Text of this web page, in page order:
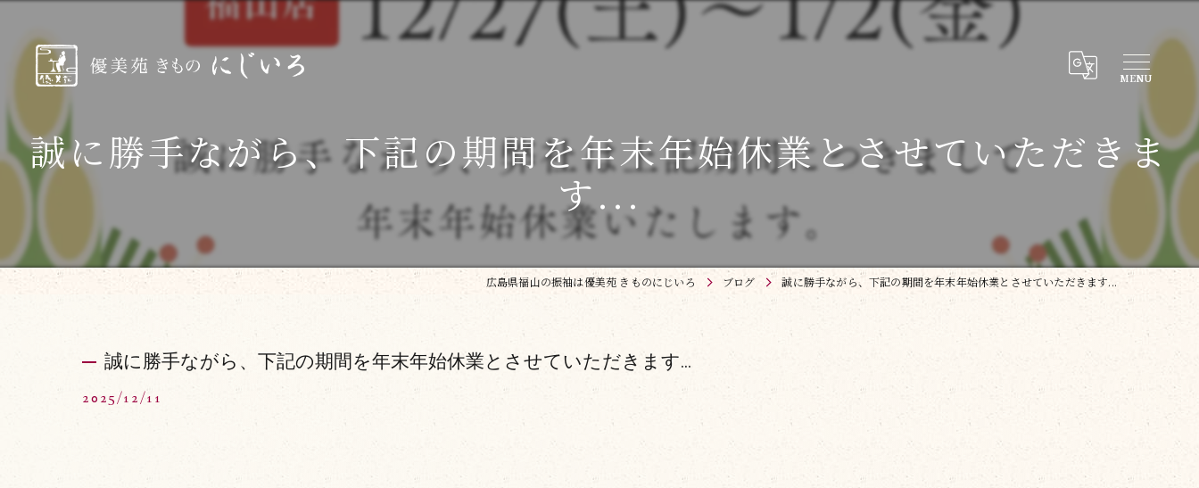
誠に勝手ながら、下記の期間を年末年始休業とさせていただきま
す...
広島県福山の振袖は優美苑 きものにじいろ ブログ 誠に勝手ながら、下記の期間を年末年始休業とさせていただきます...
誠に勝手ながら、下記の期間を年末年始休業とさせていただきます...
2025/12/11